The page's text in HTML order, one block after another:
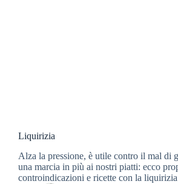
Liquirizia
Alza la pressione, è utile contro il mal di
una marcia in più ai nostri piatti: ecco
controindicazioni e ricette con la